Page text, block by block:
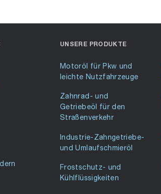
UNSERE PRODUKTE
Motoröl für Pkw und
leichte Nutzfahrzeuge
Zahnrad- und
Getriebeöl für den
Straßenverkehr
Industrie-Zahngetriebe-
und Umlaufschmieröl
Frostschutz- und
Kühlflüssigkeiten